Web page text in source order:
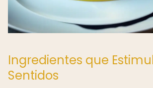
Ingredientes que
Sentidos